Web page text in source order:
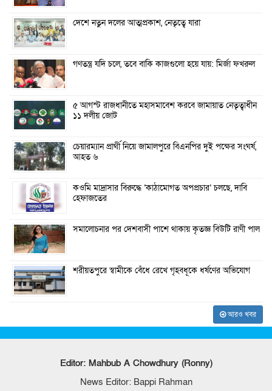
দেশে নতুন দলের আত্মপ্রকাশ, নেতৃত্বে যারা
গণতন্ত্র যদি চলে, তবে বাকি কাজগুলো হয়ে যায়: মির্জা ফখরুল
৫ আগস্ট রাজধানীতে মহাসমাবেশ করবে জামায়াত নেতৃত্বাধীন
১১ দলীয় জোট
চেয়ারম্যান প্রার্থী নিয়ে জামালপুরে বিএনপির দুই পক্ষের সংঘর্ষ,
আহত ৬
কওমি মাদ্রাসার বিরুদ্ধে ‘কাঠামোগত অপপ্রচার’ চলছে, দাবি
হেফাজতের
সমালোচনার পর দেশবাসী পাশে থাকায় কৃতজ্ঞ বিউটি রাণী পাল
শরীয়তপুরে স্বামীকে বেঁধে রেখে গৃহবধূকে ধর্ষণের অভিযোগ
আরও খবর
Editor: Mahbub A Chowdhury (Ronny)
News Editor: Bappi Rahman